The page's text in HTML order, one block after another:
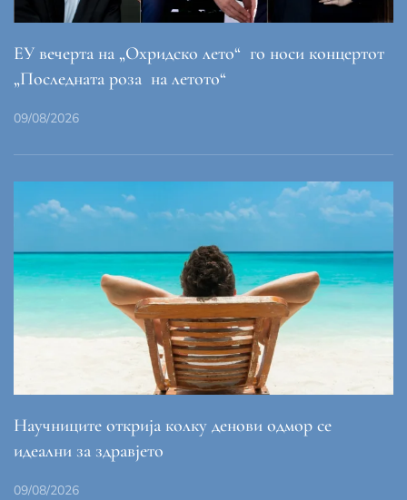
ЕУ вечерта на „Охридско лето“ го носи концертот
„Последната роза на летото“
09/08/2026
Научниците открија колку денови одмор се
идеални за здравјето
09/08/2026